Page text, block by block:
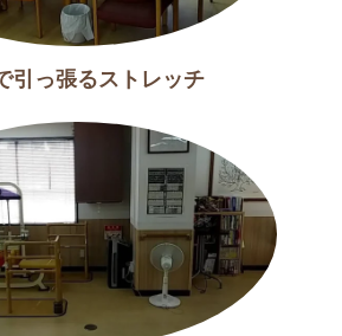
引っ張るストレッチ